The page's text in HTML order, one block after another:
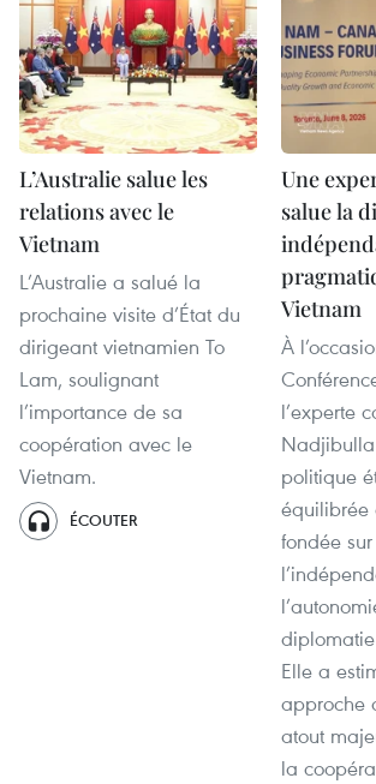
L’Australie salue les
relations avec le
Vietnam
L’Australie a salué la
prochaine visite d’État du
dirigeant vietnamien To
Lam, soulignant
l’importance de sa
coopération avec le
Vietnam.
ÉCOUTER
Une
salue la
Vietnam
À
l’experte
politique
équilibrée
fondée sur
Elle a
approche
atout
la